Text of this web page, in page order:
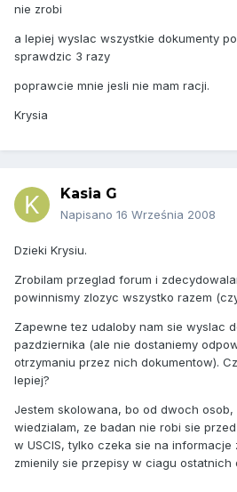
nie zrobi
a lepiej wyslac wszystkie dokumenty
sprawdzic 3 razy
poprawcie mnie jesli nie mam racji.
Krysia
Kasia G
Napisano 16 Września 2008
Dzieki Krysiu.
Zrobilam przeglad forum i
powinnismy zlozyc wszystko razem
Zapewne tez udaloby nam sie wyslac
pazdziernika (ale nie dostaniemy
otrzymaniu przez nich dokumentow).
lepiej?
Jestem skolowana, bo od dwoch osob,
wiedzialam, ze badan nie robi sie
w USCIS, tylko czeka sie na
zmienily sie przepisy w ciagu ostatnich